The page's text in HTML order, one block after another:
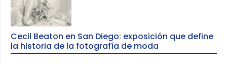
Cecil Beaton en San Diego: exposición que define
la historia de la fotografía de moda